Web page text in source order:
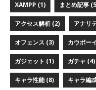
XAMPP (1) まとめ記事
アクセス解析 (2) アナリ
オフェンス (3) カウボー
ガジェット (1) ガチャ (4)
キャラ性能 (8) キャラ編